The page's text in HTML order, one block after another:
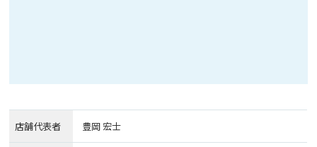
店舗代表者 豊岡 宏士